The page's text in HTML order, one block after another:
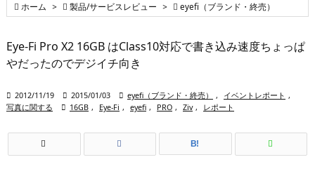
 ホーム >  製品/サービスレビュー >  eyefi（ブランド・終売）
Eye-Fi Pro X2 16GB はClass10対応で書き込み速度ちょっぱ
やだったのでデジイチ向き
 2012/11/19  2015/01/03  eyefi（ブランド・終売） , イベントレポート ,
写真に関する
 16GB , Eye-Fi , eyefi , PRO , Ziv , レポート
B!